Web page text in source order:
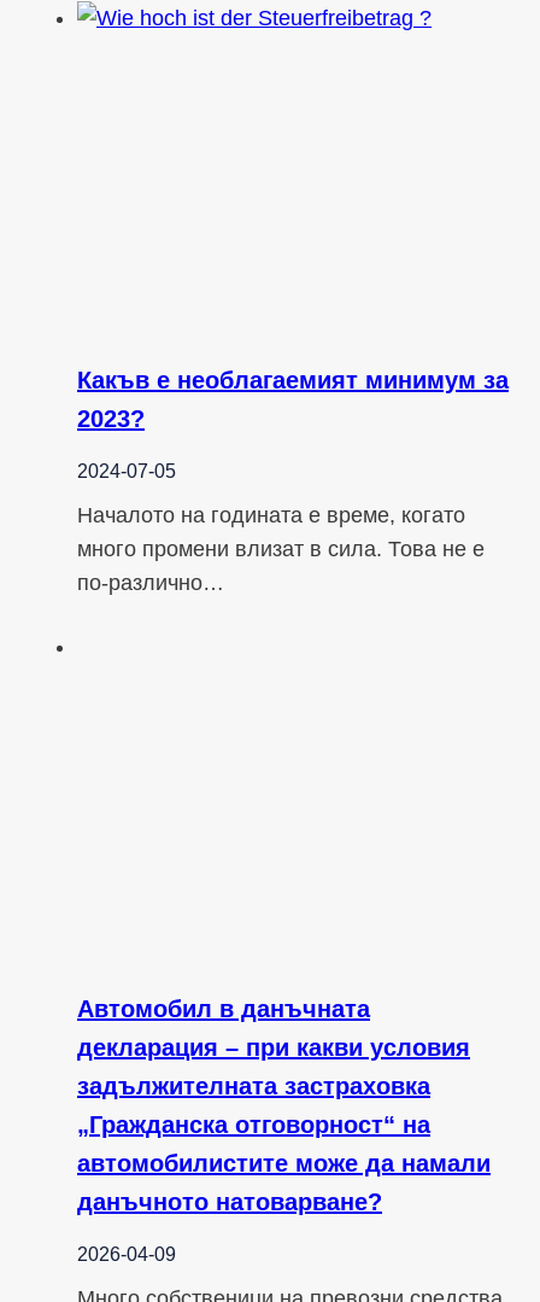
Какъв е необлагаемият минимум за
2023?
2024-07-05
Началото на годината е време, когато
много промени влизат в сила. Това не е
по-различно…
Автомобил в данъчната
декларация – при какви условия
задължителната застраховка
„Гражданска отговорност“ на
автомобилистите може да намали
данъчното натоварване?
2026-04-09